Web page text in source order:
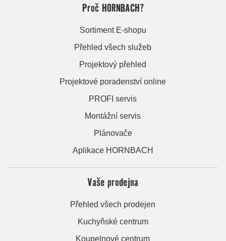
Proč HORNBACH?
Sortiment E-shopu
Přehled všech služeb
Projektový přehled
Projektové poradenství online
PROFI servis
Montážní servis
Plánovače
Aplikace HORNBACH
Vaše prodejna
Přehled všech prodejen
Kuchyňské centrum
Koupelnové centrum